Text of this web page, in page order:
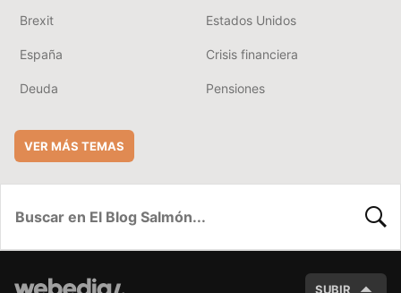
Brexit Estados Unidos
España Crisis financiera
Deuda Pensiones
VER MÁS TEMAS
SUBIR